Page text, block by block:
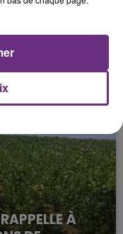
ce jeudi 6
(Aube). Du
À